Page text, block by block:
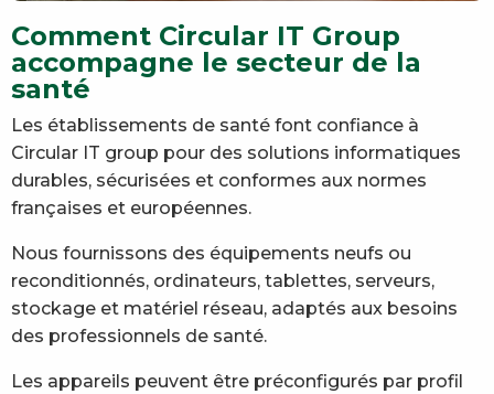
Comment Circular IT Group
accompagne le secteur de la
santé
Les établissements de santé font confiance à
Circular IT group pour des solutions informatiques
durables, sécurisées et conformes aux normes
françaises et européennes.
Nous fournissons des équipements neufs ou
reconditionnés, ordinateurs, tablettes, serveurs,
stockage et matériel réseau, adaptés aux besoins
des professionnels de santé.
Les appareils peuvent être préconfigurés par profil